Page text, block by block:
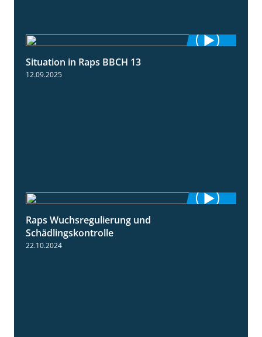
Situation in Raps BBCH 13
12.09.2025
Raps Wuchsregulierung und
Schädlingskontrolle
22.10.2024